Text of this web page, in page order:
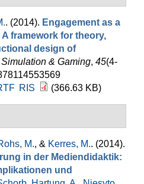
. (2014). Engagement as a
framework for theory,
design of
Simulation & Gaming, 45(4-
RIS (366.63 KB)
M., & Kerres, M.. (2014).
in der Mediendidaktik:
und